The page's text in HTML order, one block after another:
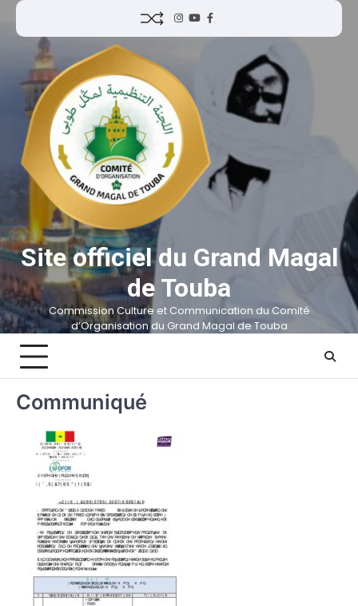
Site officiel du Grand Magal
de Touba
Commission Culture et Communication du Comité
d’Organisation du Grand Magal de Touba
Communiqué